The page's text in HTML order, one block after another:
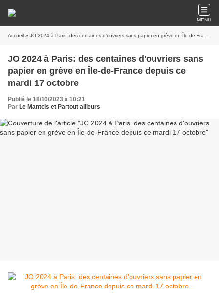
MENU
Accueil » JO 2024 à Paris: des centaines d'ouvriers sans papier en grève en Île-de-France depuis ce mardi 17 octobre
JO 2024 à Paris: des centaines d'ouvriers sans
papier en grève en Île-de-France depuis ce
mardi 17 octobre
Publié le 18/10/2023 à 10:21
Par Le Mantois et Partout ailleurs